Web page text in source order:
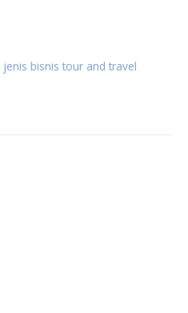
jenis bisnis tour and travel